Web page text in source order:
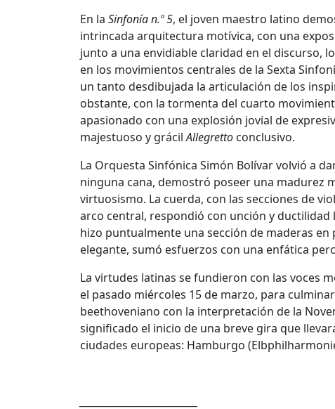
En la Sinfonía n.º 5, el joven maestro latino
intrincada arquitectura motívica, con una
junto a una envidiable claridad en el discurso,
en los movimientos centrales de la Sexta
un tanto desdibujada la articulación de los
obstante, con la tormenta del cuarto
apasionado con una explosión jovial de
majestuoso y grácilAllegretto conclusivo.
La Orquesta Sinfónica Simón Bolívar volvió a
ninguna cana, demostró poseer una madurez
virtuosismo. La cuerda, con las secciones de
arco central, respondió con unción y
hizo puntualmente una sección de maderas
elegante, sumó esfuerzos con una enfática
La virtudes latinas se fundieron con las voces
el pasado miércoles 15 de marzo, para
beethoveniano con la interpretación de la
significado el inicio de una breve gira que
ciudades europeas: Hamburgo